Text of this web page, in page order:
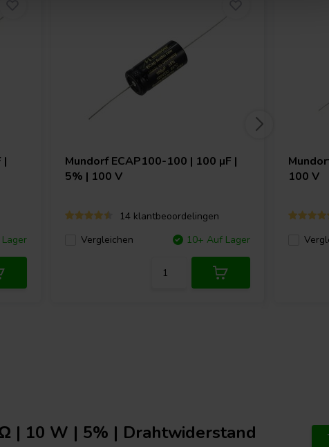
|
MundorfECAP100-100 | 100 µF |
5% | 100 V
14 klantbeoordelingen
Vergleichen
10+ Auf Lager
100 V
| 10 W | 5% | Drahtwiderstand